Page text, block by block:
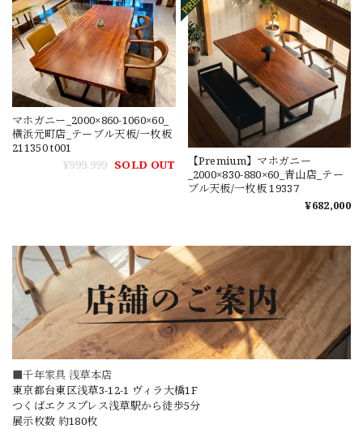
■千年家具 浅草本店
東京都台東区浅草3-12-1 ヴィラ大橋1F
つくばエクスプレス浅草駅から徒歩5分
展示枚数 約180枚
マホガニー_2000×860-1060×60_
横浜元町店_テーブル天板/一枚板
211350 t001
¥999,999 SOLD OUT
【Premium】マホガニー
_2000×830-880×60_青山店_テー
ブル天板/一枚板 19337
¥682,000